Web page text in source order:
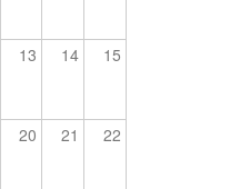
13 14 15
20 21 22